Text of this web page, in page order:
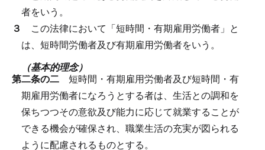
者をいう。
３ この法律において「短時間・有期雇用労働者」と
は、短時間労働者及び有期雇用労働者をいう。
（基本的理念）
第二条の二 短時間・有期雇用労働者及び短時間・有
期雇用労働者になろうとする者は、生活との調和を
保ちつつその意欲及び能力に応じて就業することが
できる機会が確保され、職業生活の充実が図られる
ように配慮されるものとする。